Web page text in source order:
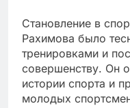
Становление в
Рахимова было
тренировками и
совершенству. Он
истории спорта и
молодых